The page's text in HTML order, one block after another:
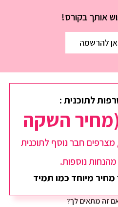
אותך בקורס!
להרשמה
לתוכנית :
(מחיר השקה
חבר נוסף לתוכנית
מהנחות נוספות.
זה מתאים לך?